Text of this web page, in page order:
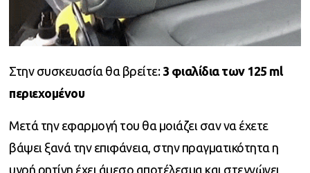
Στην συσκευασία θα βρείτε: 3 φιαλίδια των 125 ml
περιεχομένου
Μετά την εφαρμογή του θα μοιάζει σαν να έχετε
βάψει ξανά την επιφάνεια, στην πραγματικότητα η
υγρή ρητίνη έχει άμεσο αποτέλεσμα και στεγνώνει